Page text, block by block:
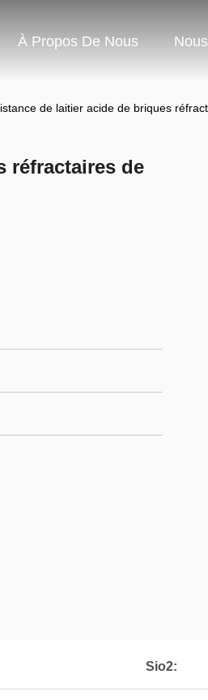
À Propos De Nous
de laitier acide de briques
réfractaires de
Sio2: